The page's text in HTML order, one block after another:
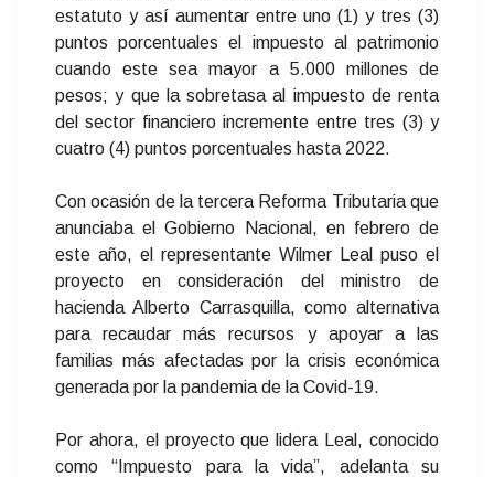
estatuto y así aumentar entre uno (1) y tres (3)
puntos porcentuales el impuesto al patrimonio
cuando este sea mayor a 5.000 millones de
pesos; y que la sobretasa al impuesto de renta
del sector financiero incremente entre tres (3) y
cuatro (4) puntos porcentuales hasta 2022.
Con ocasión de la tercera Reforma Tributaria que
anunciaba el Gobierno Nacional, en febrero de
este año, el representante Wilmer Leal puso el
proyecto en consideración del ministro de
hacienda Alberto Carrasquilla, como alternativa
para recaudar más recursos y apoyar a las
familias más afectadas por la crisis económica
generada por la pandemia de la Covid-19.
Por ahora, el proyecto que lidera Leal, conocido
como “Impuesto para la vida”, adelanta su